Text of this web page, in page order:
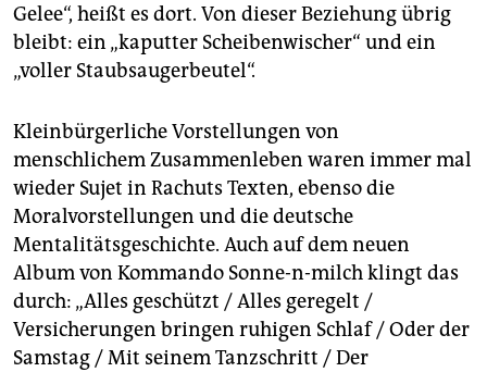
Gelee“, heißt es dort. Von dieser Beziehung übrig
bleibt: ein „kaputter Scheibenwischer“ und ein
„voller Staubsaugerbeutel“.
Kleinbürgerliche Vorstellungen von
menschlichem Zusammenleben waren immer mal
wieder Sujet in Rachuts Texten, ebenso die
Moralvorstellungen und die deutsche
Mentalitätsgeschichte. Auch auf dem neuen
Album von Kommando Sonne-n-milch klingt das
durch: „Alles geschützt / Alles geregelt /
Versicherungen bringen ruhigen Schlaf / Oder der
Samstag / Mit seinem Tanzschritt / Der